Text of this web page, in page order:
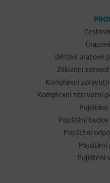
Dětské úrazové
Základní
Komplexní
Komplexní zdravotní
Pojištění
Pojištění
Pojištění
Pojištění
Pojištění